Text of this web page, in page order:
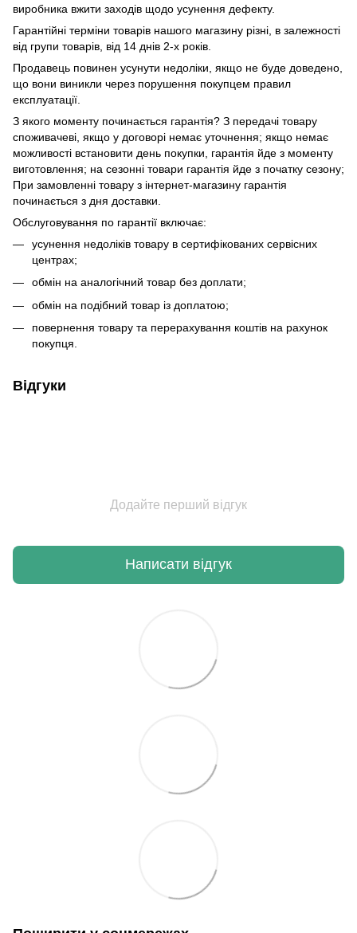
виробника вжити заходів щодо усунення дефекту.
Гарантійні терміни товарів нашого магазину різні, в залежності
від групи товарів, від 14 днів 2-х років.
Продавець повинен усунути недоліки, якщо не буде доведено,
що вони виникли через порушення покупцем правил
експлуатації.
З якого моменту починається гарантія? З передачі товару
споживачеві, якщо у договорі немає уточнення; якщо немає
можливості встановити день покупки, гарантія йде з моменту
виготовлення; на сезонні товари гарантія йде з початку сезону;
При замовленні товару з інтернет-магазину гарантія
починається з дня доставки.
Обслуговування по гарантії включає:
усунення недоліків товару в сертифікованих сервісних
центрах;
обмін на аналогічний товар без доплати;
обмін на подібний товар із доплатою;
повернення товару та перерахування коштів на рахунок
покупця.
Відгуки
Додайте перший відгук
Написати відгук